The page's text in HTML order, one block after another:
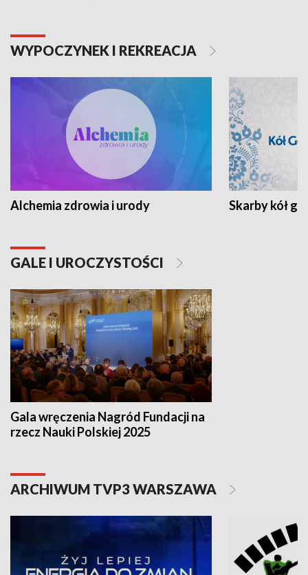
WYPOCZYNEK I REKREACJA
Alchemia zdrowia i urody Skarby kół
GALE I UROCZYSTOŚCI
Gala wręczenia Nagród Fundacji na
rzecz Nauki Polskiej 2025
ARCHIWUM TVP3 WARSZAWA